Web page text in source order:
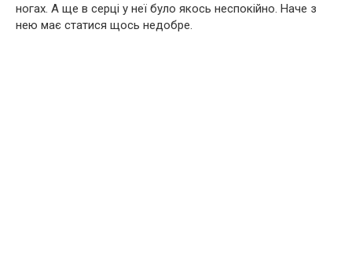
ногах. А ще в серці у неї було якось неспокійно. Наче з
нею має статися щось недобре.